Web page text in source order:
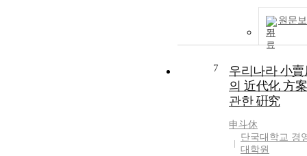
원문보
기
7
우리나라 小賣
의 近代化 方
관한 硏究
申斗休
단국대학교 경
대학원